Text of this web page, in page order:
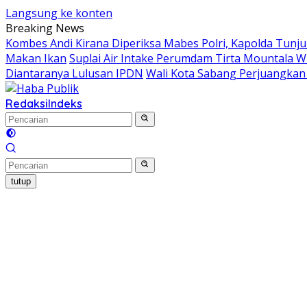
Langsung ke konten
Breaking News
Kombes Andi Kirana Diperiksa Mabes Polri, Kapolda
Makan Ikan Suplai Air Intake Perumdam Tirta Mountala
Diantaranya Lulusan IPDN Wali Kota Sabang
RedaksiIndeks
tutup